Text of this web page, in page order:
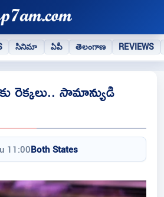
సినిమా ఏపీ తెలంగాణ REVIEWS
రెక్కలు.. సామాన్యుడి
11:00Both States